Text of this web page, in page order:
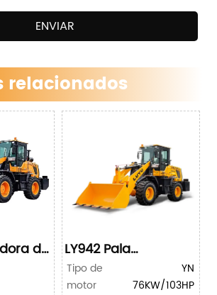
ENVIAR
relacionados
de
LY942 Pala
cargadora
compacta
Tipo de
motor
YN
76KW/103HP